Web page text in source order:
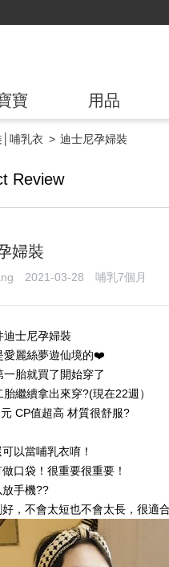
寶 用品
│哺乳衣 迪士尼孕婦裝
Review
婦裝
2021-03-28 哺乳7個月
迪士尼孕婦裝
愛麗絲夢遊仙境的❤️
一胎就買了開始穿了
繼續拿出來穿?(現在22週）
CP值超高 材質很舒服?
以當哺乳衣唷！
口袋！很重要很重要！
手機??
，不會太短也不會太長，很適